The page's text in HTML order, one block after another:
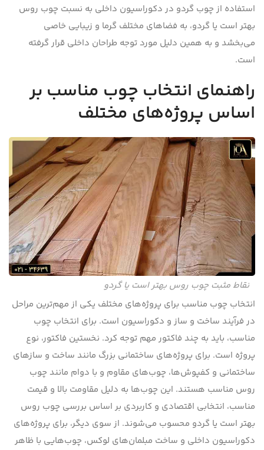
استفاده از چوب گردو در دکوراسیون داخلی به نسبت چوب روس
بهتر است یا گردو، به فضاهای مختلف گرما و زیبایی خاصی
می‌بخشد و به همین دلیل مورد توجه طراحان داخلی قرار گرفته
است.
راهنمای انتخاب چوب مناسب بر
اساس پروژه‌های مختلف
نقاط مثبت چوب روس بهتر است یا گردو
انتخاب چوب مناسب برای پروژه‌های مختلف یکی از مهم‌ترین مراحل
در فرآیند ساخت و ساز و دکوراسیون است. برای انتخاب چوب
مناسب، باید به چند فاکتور مهم توجه کرد. نخستین فاکتور، نوع
پروژه است. برای پروژه‌های ساختمانی بزرگ مانند ساخت و سازهای
ساختمانی و کفپوش‌ها، چوب‌های مقاوم و با دوام مانند چوب
روس مناسب هستند. این چوب‌ها به دلیل مقاومت بالا و قیمت
مناسب، انتخابی اقتصادی و کاربردی بر اساس بررسی چوب روس
بهتر است یا گردو محسوب می‌شوند. از سوی دیگر، برای پروژه‌های
دکوراسیون داخلی و ساخت مبلمان‌های لوکس، چوب‌هایی با ظاهر